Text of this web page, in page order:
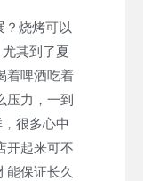
烧烤可以
其到了夏
着啤酒吃着
压力，一到
很多心中
开起来可不
能保证长久